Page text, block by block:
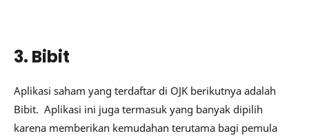
3. Bibit
Aplikasi saham yang terdaftar di OJK berikutnya adalah
Bibit. Aplikasi ini juga termasuk yang banyak dipilih
karena memberikan kemudahan terutama bagi pemula